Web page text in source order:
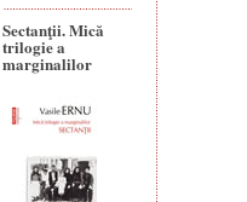
Sectanţii. Mică
trilogie a
marginalilor